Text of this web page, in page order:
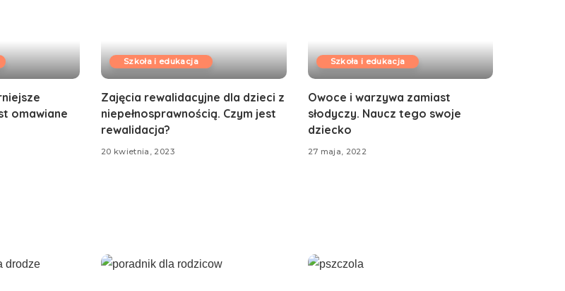
omawiane
Szkoła i edukacja
Zajęcia rewalidacyjne dla dzieci z
niepełnosprawnością. Czym jest
rewalidacja?
20 kwietnia, 2023
Szkoła i edukacja
Owoce i warzywa zamiast
słodyczy. Naucz tego swoje
dziecko
27 maja, 2022